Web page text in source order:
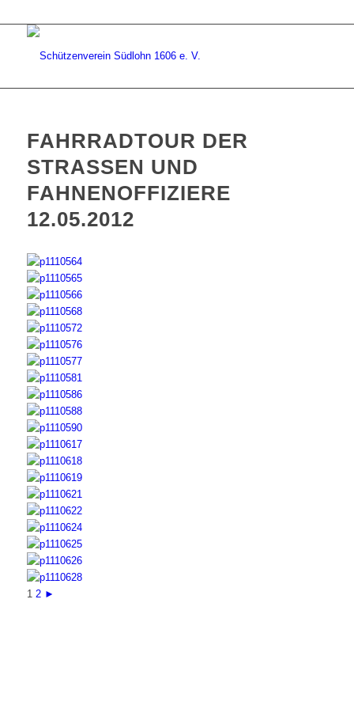
FAHRRADTOUR DER
STRASSEN UND F
AHNENOFFIZIERE 1
2.05.2012
1 2 ►